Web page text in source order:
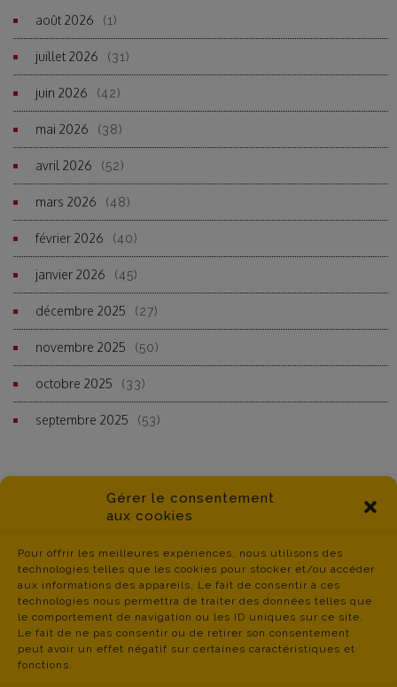
Gérer le consentement
aux cookies
Pour offrir les meilleures expériences, nous utilisons des
technologies telles que les cookies pour stocker et/ou accéder
aux informations des appareils. Le fait de consentir à ces
technologies nous permettra de traiter des données telles que
le comportement de navigation ou les ID uniques sur ce site.
Le fait de ne pas consentir ou de retirer son consentement
peut avoir un effet négatif sur certaines caractéristiques et
fonctions.
août 2026 (1)
juillet 2026 (31)
juin 2026 (42)
mai 2026 (38)
avril 2026 (52)
mars 2026 (48)
février 2026 (40)
janvier 2026 (45)
décembre 2025 (27)
novembre 2025 (50)
octobre 2025 (33)
septembre 2025 (53)